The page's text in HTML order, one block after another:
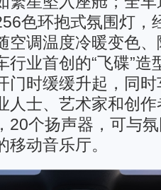
色环抱式氛围灯，
空调温度冷暖变色
行业首创的“飞碟”造
门时缓缓升起，同
人士、艺术家和创
20个扬声器，可与
动音乐厅。